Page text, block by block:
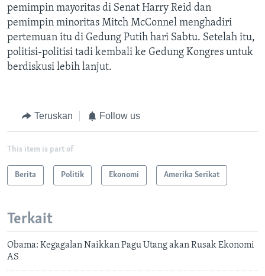
pemimpin mayoritas di Senat Harry Reid dan
pemimpin minoritas Mitch McConnel menghadiri
pertemuan itu di Gedung Putih hari Sabtu. Setelah itu,
politisi-politisi tadi kembali ke Gedung Kongres untuk
berdiskusi lebih lanjut.
Teruskan Follow us
This item is part of
Berita Politik Ekonomi Amerika Serikat
Terkait
Obama: Kegagalan Naikkan Pagu Utang akan Rusak Ekonomi
AS